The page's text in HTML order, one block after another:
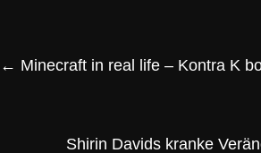
← Minecraft in real life – Kontra K
Shirin Davids kranke